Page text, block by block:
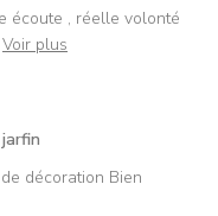
écoute , réelle volonté
Voir plus
décoration Bien